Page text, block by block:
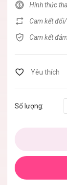
Hình thức
Cam kết
Cam kết
Số lượng: